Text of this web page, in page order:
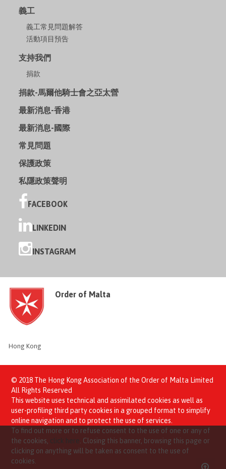
義工
義工常見問題解答
活動項目預告
支持我們
捐款
捐款-馬爾他騎士會之亞太營
最新消息-香港
最新消息-國際
常見問題
保護政策
私隱政策聲明
FACEBOOK
LINKEDIN
INSTAGRAM
Order of Malta
Hong Kong
© 2018 The Hong Kong Association of the Order of Malta Limited
All Rights Reserved
This website uses technical and assimilated cookies as well as
user-profiling third party cookies in a grouped format to simplify
online navigation and to protect the use of services.
To find out more or to refuse consent to the use of one or any of
the cookies, click here . Closing this banner, browsing this page or
clicking on anything will be taken as consent to the use of
cookies.